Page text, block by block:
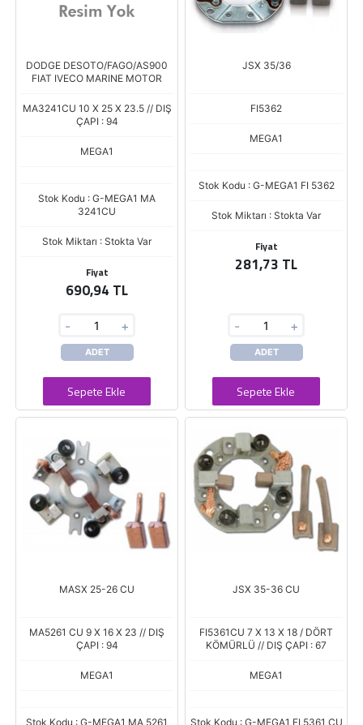
DODGE DESOTO/FAGO/AS900
FIAT IVECO MARINE MOTOR
MA3241CU 10 X 25 X 23.5 // DIŞ
ÇAPI : 94
MEGA1
Stok Kodu : G-MEGA1 MA
3241CU
Stok Miktarı : Stokta Var
Fiyat
690,94 TL
- +
ADET
Sepete Ekle
JSX 35/36
FI5362
MEGA1
Stok Kodu : G-MEGA1 FI 5362
Stok Miktarı : Stokta Var
Fiyat
281,73 TL
- +
ADET
Sepete Ekle
MASX 25-26 CU
MA5261 CU 9 X 16 X 23 // DIŞ
ÇAPI : 94
MEGA1
Stok Kodu : G-MEGA1 MA 5261
JSX 35-36 CU
FI5361CU 7 X 13 X 18 / DÖRT
KÖMÜRLÜ // DIŞ ÇAPI : 67
MEGA1
Stok Kodu : G-MEGA1 FI 5361 CU